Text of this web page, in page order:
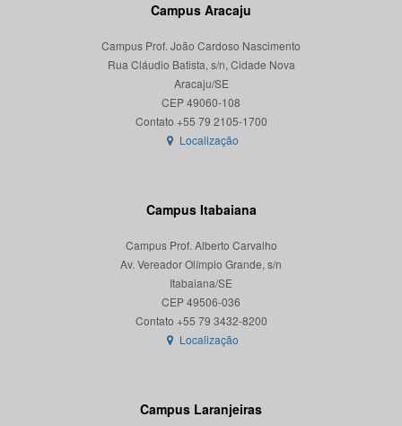
Campus Aracaju
Campus Prof. João Cardoso Nascimento
Rua Cláudio Batista, s/n, Cidade Nova
Aracaju/SE
CEP 49060-108
Localização
Campus Itabaiana
Campus Prof. Alberto Carvalho
Av. Vereador Olímpio Grande, s/n
Itabaiana/SE
CEP 49506-036
Localização
Campus Laranjeiras